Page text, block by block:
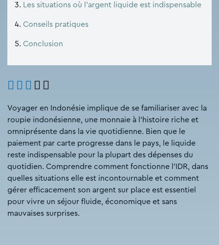
Les situations où l’argent liquide est indispensable
Conseils pratiques
Conclusion
Voyager en Indonésie implique de se familiariser avec la
roupie indonésienne, une monnaie à l’histoire riche et
omniprésente dans la vie quotidienne. Bien que le
paiement par carte progresse dans le pays, le liquide
reste indispensable pour la plupart des dépenses du
quotidien. Comprendre comment fonctionne l’IDR, dans
quelles situations elle est incontournable et comment
gérer efficacement son argent sur place est essentiel
pour vivre un séjour fluide, économique et sans
mauvaises surprises.